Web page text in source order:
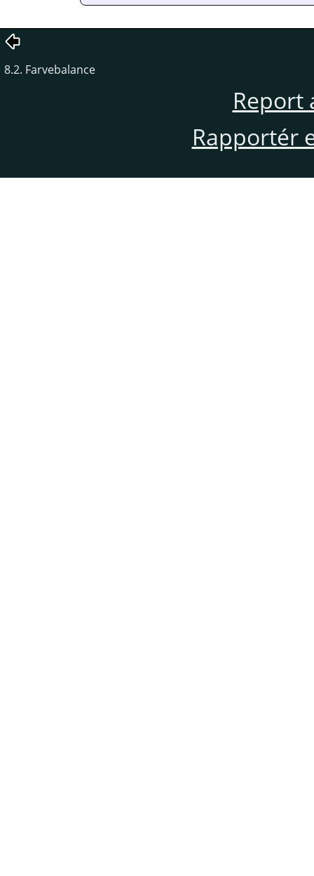
8.2. Farvebalance
Report
Rapportér